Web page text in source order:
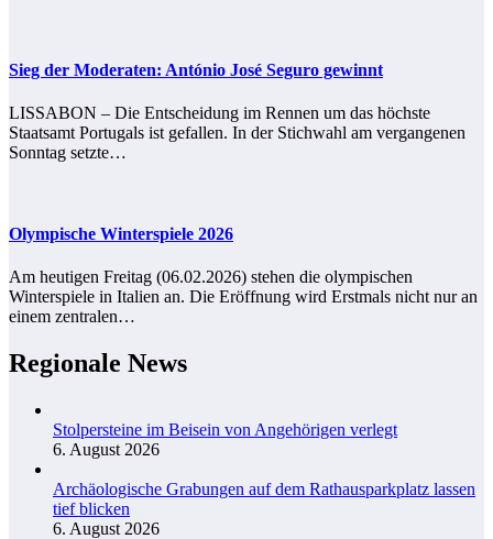
Sieg der Moderaten: António José Seguro gewinnt
LISSABON – Die Entscheidung im Rennen um das höchste
Staatsamt Portugals ist gefallen. In der Stichwahl am vergangenen
Sonntag setzte…
Olympische Winterspiele 2026
Am heutigen Freitag (06.02.2026) stehen die olympischen
Winterspiele in Italien an. Die Eröffnung wird Erstmals nicht nur an
einem zentralen…
Regionale News
Stolpersteine im Beisein von Angehörigen verlegt
6. August 2026
Archäologische Grabungen auf dem Rathausparkplatz lassen
tief blicken
6. August 2026